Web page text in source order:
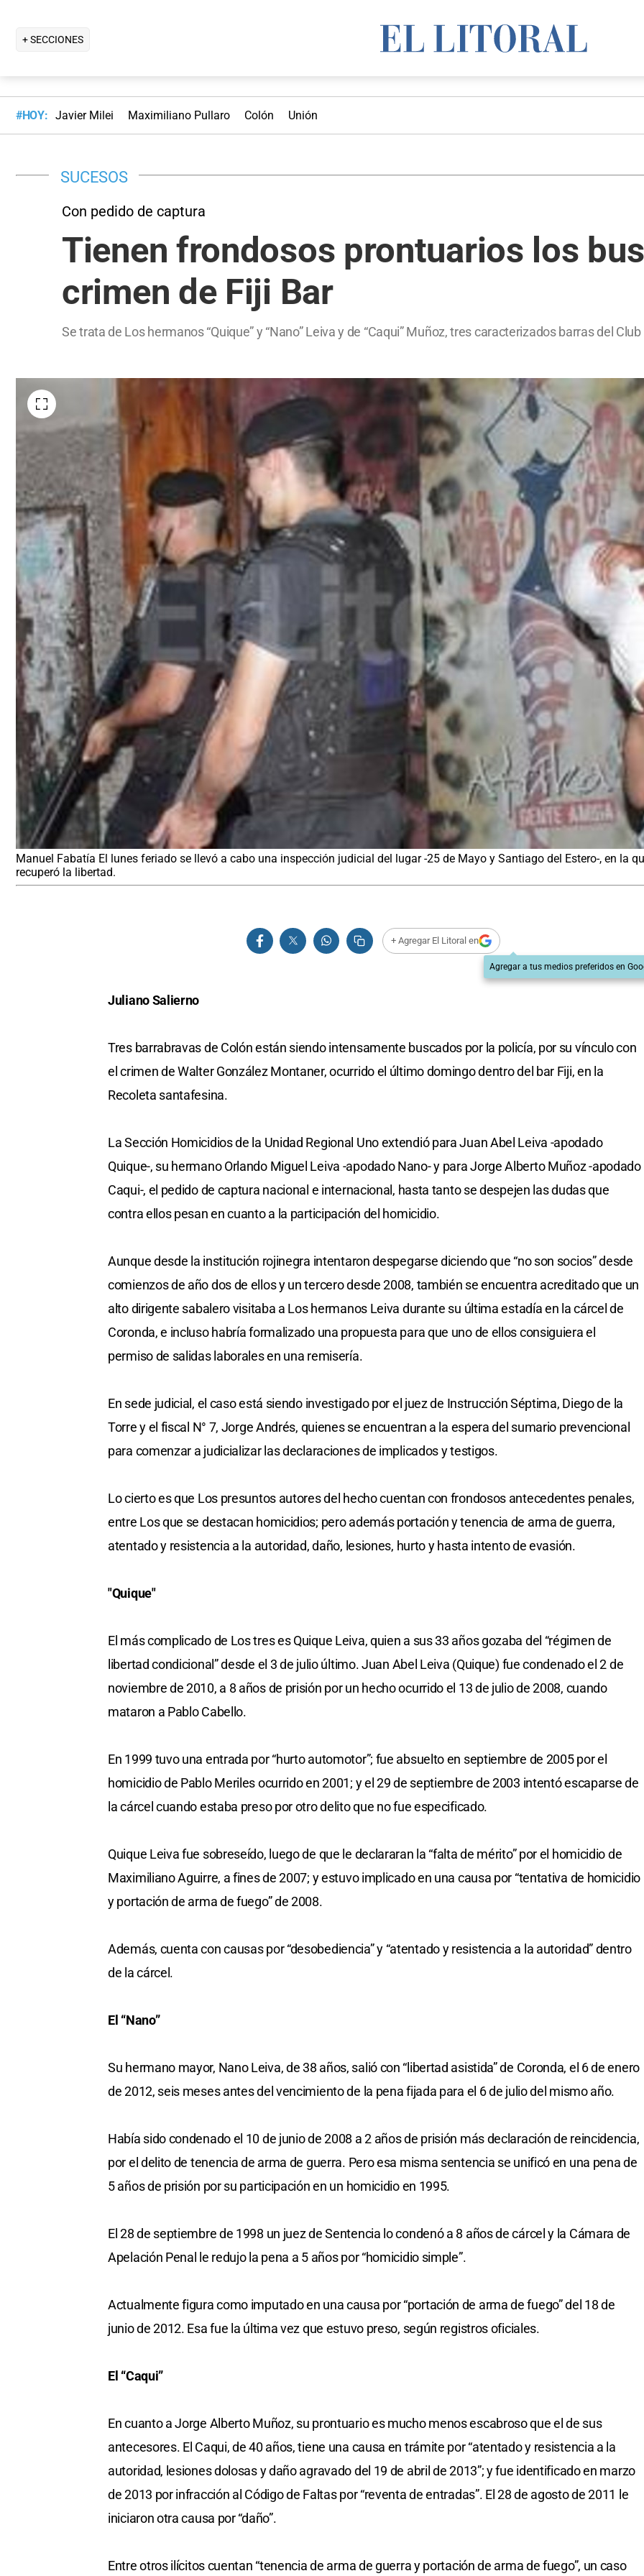
+ SECCIONES
#HOY: Javier Milei Maximiliano Pullaro Colón Unión
SUCESOS
Con pedido de captura
Tienen frondosos prontuarios los
crimen de Fiji Bar
Se trata de Los hermanos “Quique” y “Nano” Leiva y de “Caqui” Muñoz, tres caracterizados barras del
Manuel Fabatía El lunes feriado se llevó a cabo una inspección judicial del lugar -25 de Mayo y Santiago del Estero-, en la
recuperó la libertad.
+ Agregar El Litoral en
Agregar a tus medios preferidos en
Juliano Salierno
Tres barrabravas de Colón están siendo intensamente buscados por la policía, por su vínculo con
el crimen de Walter González Montaner, ocurrido el último domingo dentro del bar Fiji, en la
Recoleta santafesina.
La Sección Homicidios de la Unidad Regional Uno extendió para Juan Abel Leiva -apodado
Quique-, su hermano Orlando Miguel Leiva -apodado Nano- y para Jorge Alberto Muñoz -apodado
Caqui-, el pedido de captura nacional e internacional, hasta tanto se despejen las dudas que
contra ellos pesan en cuanto a la participación del homicidio.
Aunque desde la institución rojinegra intentaron despegarse diciendo que “no son socios” desde
comienzos de año dos de ellos y un tercero desde 2008, también se encuentra acreditado que un
alto dirigente sabalero visitaba a Los hermanos Leiva durante su última estadía en la cárcel de
Coronda, e incluso habría formalizado una propuesta para que uno de ellos consiguiera el
permiso de salidas laborales en una remisería.
En sede judicial, el caso está siendo investigado por el juez de Instrucción Séptima, Diego de la
Torre y el fiscal N° 7, Jorge Andrés, quienes se encuentran a la espera del sumario prevencional
para comenzar a judicializar las declaraciones de implicados y testigos.
Lo cierto es que Los presuntos autores del hecho cuentan con frondosos antecedentes penales,
entre Los que se destacan homicidios; pero además portación y tenencia de arma de guerra,
atentado y resistencia a la autoridad, daño, lesiones, hurto y hasta intento de evasión.
"Quique"
El más complicado de Los tres es Quique Leiva, quien a sus 33 años gozaba del “régimen de
libertad condicional” desde el 3 de julio último. Juan Abel Leiva (Quique) fue condenado el 2 de
noviembre de 2010, a 8 años de prisión por un hecho ocurrido el 13 de julio de 2008, cuando
mataron a Pablo Cabello.
En 1999 tuvo una entrada por “hurto automotor”; fue absuelto en septiembre de 2005 por el
homicidio de Pablo Meriles ocurrido en 2001; y el 29 de septiembre de 2003 intentó escaparse de
la cárcel cuando estaba preso por otro delito que no fue especificado.
Quique Leiva fue sobreseído, luego de que le declararan la “falta de mérito” por el homicidio de
Maximiliano Aguirre, a fines de 2007; y estuvo implicado en una causa por “tentativa de homicidio
y portación de arma de fuego” de 2008.
Además, cuenta con causas por “desobediencia” y “atentado y resistencia a la autoridad” dentro
de la cárcel.
El “Nano”
Su hermano mayor, Nano Leiva, de 38 años, salió con “libertad asistida” de Coronda, el 6 de enero
de 2012, seis meses antes del vencimiento de la pena fijada para el 6 de julio del mismo año.
Había sido condenado el 10 de junio de 2008 a 2 años de prisión más declaración de reincidencia,
por el delito de tenencia de arma de guerra. Pero esa misma sentencia se unificó en una pena de
5 años de prisión por su participación en un homicidio en 1995.
El 28 de septiembre de 1998 un juez de Sentencia lo condenó a 8 años de cárcel y la Cámara de
Apelación Penal le redujo la pena a 5 años por “homicidio simple”.
Actualmente figura como imputado en una causa por “portación de arma de fuego” del 18 de
junio de 2012. Esa fue la última vez que estuvo preso, según registros oficiales.
El “Caqui”
En cuanto a Jorge Alberto Muñoz, su prontuario es mucho menos escabroso que el de sus
antecesores. El Caqui, de 40 años, tiene una causa en trámite por “atentado y resistencia a la
autoridad, lesiones dolosas y daño agravado del 19 de abril de 2013”; y fue identificado en marzo
de 2013 por infracción al Código de Faltas por “reventa de entradas”. El 28 de agosto de 2011 le
iniciaron otra causa por “daño”.
Entre otros ilícitos cuentan “tenencia de arma de guerra y portación de arma de fuego”, un caso